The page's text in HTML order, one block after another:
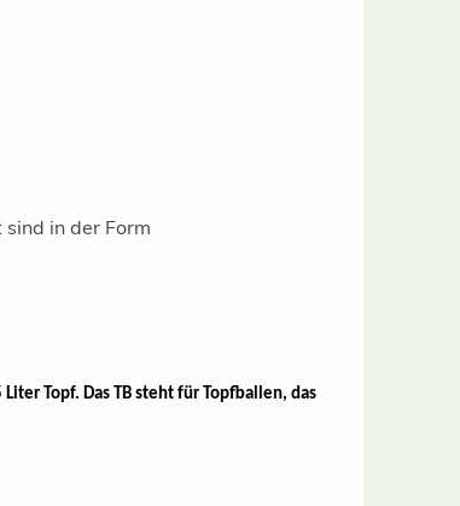
in der Form
Topf. Das TB steht für Topfballen, das